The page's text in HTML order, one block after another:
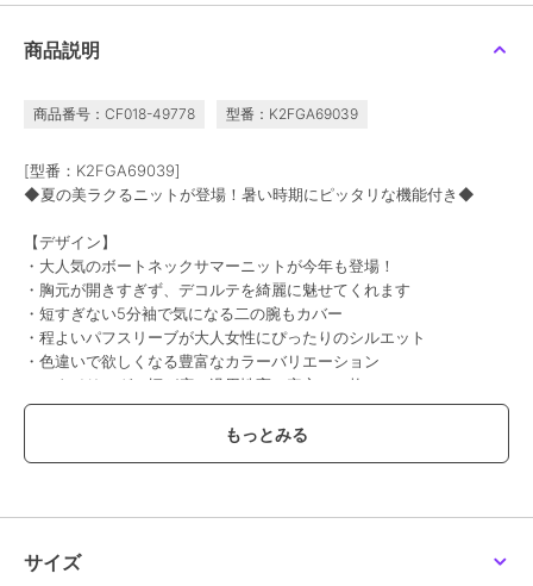
商品説明
商品番号：CF018-49778 型番：K2FGA69039
[型番：K2FGA69039]
◆夏の美ラクるニットが登場！暑い時期にピッタリな機能付き◆
【デザイン】
・大人気のボートネックサマーニットが今年も登場！
・胸元が開きすぎず、デコルテを綺麗に魅せてくれます
・短すぎない5分袖で気になる二の腕もカバー
・程よいパフスリーブが大人女性にぴったりのシルエット
・色違いで欲しくなる豊富なカラーバリエーション
・スタイリングの幅が広い汎用性高い安心の一枚
・目の詰まったきれいな表面感が高見え
【コーディネート】
サイズ